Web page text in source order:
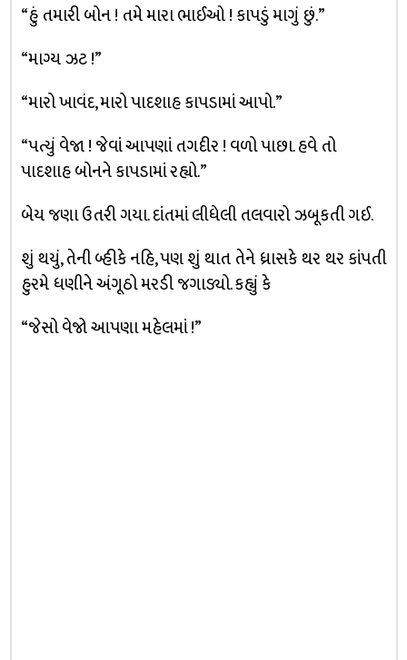
“હું તમારી બોન ! તમે મારા ભાઈઓ ! કાપડું માગું છું.”
“માગ્ય ઝટ !”
“મારો ખાવંદ, મારો પાદશાહ કાપડામાં આપો.”
“પત્યું વેજા ! જેવાં આપણાં તગદીર ! વળો પાછા. હવે તો
પાદશાહ બોનને કાપડામાં રહ્યો.”
બેય જણા ઉતરી ગયા. દાંતમાં લીધેલી તલવારો ઝબૂકતી ગઈ.
શું થયું, તેની બ્હીકે નહિ, પણ શું થાત તેને ધ્રાસકે થર થર કાંપતી
હુરમે ધણીને અંગૂઠો મરડી જગાડ્યો. કહ્યું કે
“જેસો વેજો આપણા મહેલમાં !”